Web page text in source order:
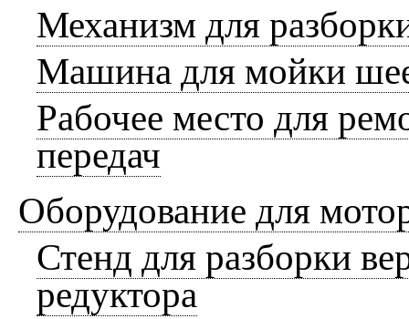
Механизм для
Машина для мойки
Рабочее место для
передач
Оборудование для
Стенд для разборки
редуктора